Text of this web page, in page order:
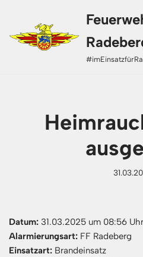
Zum
Inhalt
Datum: 31.03.2025 um 08:56 Uhr
Alarmierungsart: FF Radeberg
Einsatzart: Brandeinsatz